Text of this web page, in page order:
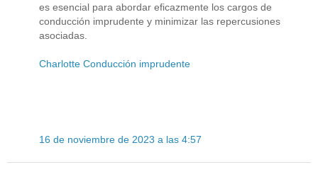
es esencial para abordar eficazmente los cargos de
conducción imprudente y minimizar las repercusiones
asociadas.
Charlotte Conducción imprudente
16 de noviembre de 2023 a las 4:57